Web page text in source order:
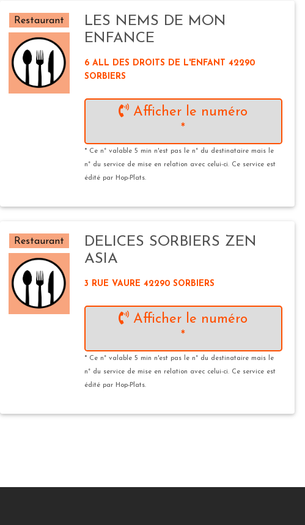
Restaurant
LES NEMS DE MON
ENFANCE
6 ALL DES DROITS DE L'ENFANT 42290
SORBIERS
Afficher le numéro
*
* Ce n° valable 5 min n'est pas le n° du destinataire mais le
n° du service de mise en relation avec celui-ci. Ce service est
édité par Hop-Plats.
Restaurant
DELICES SORBIERS ZEN
ASIA
3 RUE VAURE 42290 SORBIERS
Afficher le numéro
*
* Ce n° valable 5 min n'est pas le n° du destinataire mais le
n° du service de mise en relation avec celui-ci. Ce service est
édité par Hop-Plats.